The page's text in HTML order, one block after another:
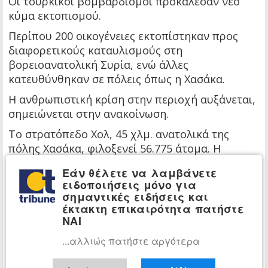
κύμα εκτοπισμού.
Περίπου 200 οικογένειες εκτοπίστηκαν προς
διαφορετικούς καταυλισμούς στη
βορειοανατολική Συρία, ενώ άλλες
κατευθύνθηκαν σε πόλεις όπως η Χασάκα.
Η ανθρωπιστική κρίση στην περιοχή αυξάνεται,
σημειώνεται στην ανακοίνωση.
Το στρατόπεδο Χολ, 45 χλμ. ανατολικά της
πόλης Χασάκα, φιλοξενεί 56.775 άτομα. Η
Χιλιάδες σύζυγοι και παιδιά ξένων νεκρών
τζιχαντιστών και κρατουμένων μελών του
Ισλαμικού Κράτους (ISIS) ζουν σε ειδικό τμήμα
εντός του καταυλισμού.
Στεγάζει επίσης χιλιάδες εσωτερικά
εκτοπισμένους Σύρους, σύμφωνα με τα
Εάν θέλετε να λαμβάνετε
ειδοποιήσεις μόνο για
σημαντικές ειδήσεις και
έκτακτη επικαιρότητα πατήστε
ΝΑΙ
...αλλιώς πατήστε αργότερα